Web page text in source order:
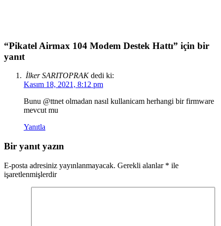
“Pikatel Airmax 104 Modem Destek Hattı” için bir
yanıt
İlker SARITOPRAK dedi ki:
Kasım 18, 2021, 8:12 pm
Bunu @ttnet olmadan nasıl kullanicam herhangi bir firmware
mevcut mu
Yanıtla
Bir yanıt yazın
E-posta adresiniz yayınlanmayacak. Gerekli alanlar * ile
işaretlenmişlerdir